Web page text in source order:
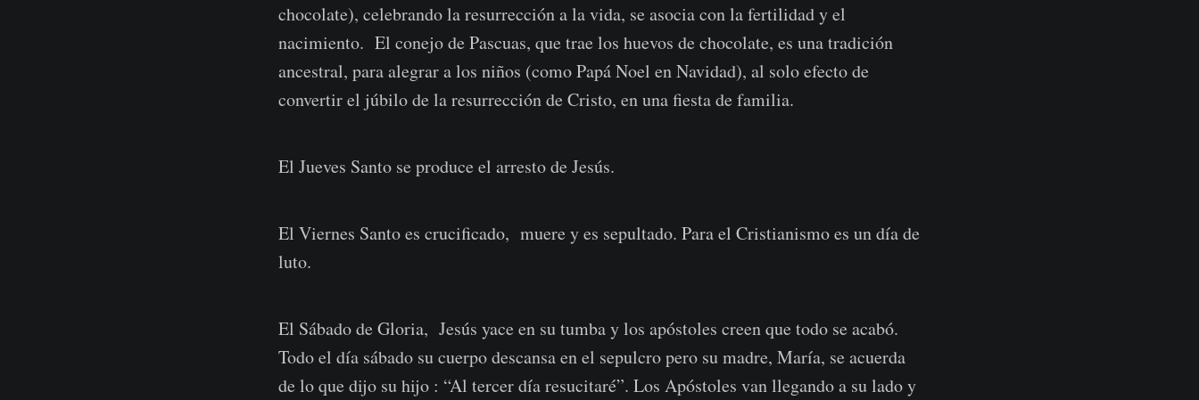
chocolate), celebrando la resurrección a la vida, se asocia con la fertilidad y el
nacimiento. El conejo de Pascuas, que trae los huevos de chocolate, es una tradición
ancestral, para alegrar a los niños (como Papá Noel en Navidad), al solo efecto de
convertir el júbilo de la resurrección de Cristo, en una fiesta de familia.
El Jueves Santo se produce el arresto de Jesús.
El Viernes Santo es crucificado, muere y es sepultado. Para el Cristianismo es un día de
luto.
El Sábado de Gloria, Jesús yace en su tumba y los apóstoles creen que todo se acabó.
Todo el día sábado su cuerpo descansa en el sepulcro pero su madre, María, se acuerda
de lo que dijo su hijo : “Al tercer día resucitaré”. Los Apóstoles van llegando a su lado y